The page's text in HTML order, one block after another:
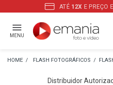
ATÉ 12X E PREÇO
MENU
FLASH FOTOGRÁFICOS
Distribuidor